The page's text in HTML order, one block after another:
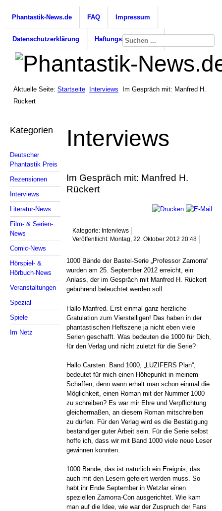
Phantastik-News.de FAQ Impressum
Datenschutzerklärung Haftungsausschluss
Aktuelle Seite: Startseite Interviews
Im Gespräch mit: Manfred H.
Rückert
Kategorien
Deutscher
Phantastik Preis
Rezensionen
Interviews
Literatur-News
Film- & Serien-
News
Comic-News
Hörspiel- &
Hörbuch-News
Veranstaltungen
Spezial
Spiele
Im Netz
Interviews
Im Gespräch mit: Manfred H.
Rückert
Kategorie: Interviews
Veröffentlicht: Montag, 22. Oktober 2012 20:48
1000 Bände der Bastei-Serie „Professor Zamorra“
wurden am 25. September 2012 erreicht, ein
Anlass, der im Gespräch mit Manfred H. Rückert
gebührend beleuchtet werden soll.
Hallo Manfred. Erst einmal ganz herzliche
Gratulation zum Vierstelligen! Das haben in der
phantastischen Heftszene ja nicht eben viele
Serien geschafft. Was bedeuten die 1000 für Dich,
für den Verlag und nicht zuletzt für die Serie?
Hallo Carsten. Band 1000, „LUZIFERS Plan“,
bedeutet für mich einen Höhepunkt in meinem
Schaffen, denn wann erhält man schon einmal die
Möglichkeit, einen Roman mit der Nummer 1000
zu schreiben? Es war mir Ehre und Verpflichtung
gleichermaßen, an diesem Roman mitschreiben
zu dürfen. Für den Verlag wird es die Bestätigung
beständiger guter Arbeit sein. Für die Serie selbst
hoffe ich, dass wir mit Band 1000 viele neue Leser
gewinnen konnten.
1000 Bände, das ist natürlich ein Ereignis, das
auch mit den Lesern gefeiert werden muss. So
habt ihr Ende September in Wetzlar einen
speziellen Zamorra-Con ausgerichtet. Wie kam
man auf die Idee, wie war der Zuspruch der Fans